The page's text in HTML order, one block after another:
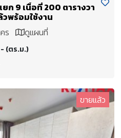
ก 9 เนื้อที่ 200 ตารางวา
พร้อมใช้งาน
ร
ดูแผนที่
- (ตร.ม.)
ขายแล้ว